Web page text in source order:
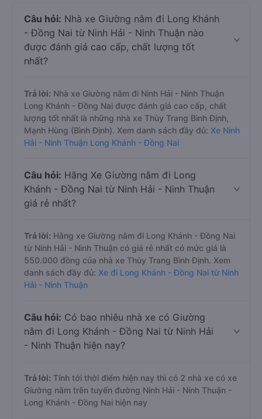
Câu hỏi: Nhà xe Giường nằm đi Long Khánh
- Đồng Nai từ Ninh Hải - Ninh Thuận nào
được đánh giá cao cấp, chất lượng tốt
nhất?
Trả lời: Nhà xe Giường nằm đi Ninh Hải - Ninh Thuận
Long Khánh - Đồng Nai được đánh giá cao cấp, chất
lượng tốt nhất là những nhà xe Thùy Trang Bình Định,
Mạnh Hùng (Bình Định). Xem danh sách đầy đủ: Xe Ninh
Hải - Ninh Thuận Long Khánh - Đồng Nai
Câu hỏi: Hãng Xe Giường nằm đi Long
Khánh - Đồng Nai từ Ninh Hải - Ninh Thuận
giá rẻ nhất?
Trả lời: Hãng xe Giường nằm đi Long Khánh - Đồng Nai
từ Ninh Hải - Ninh Thuận có giá rẻ nhất có mức giá là
550.000 đồng của nhà xe Thùy Trang Bình Định. Xem
danh sách đầy đủ: Xe đi Long Khánh - Đồng Nai từ Ninh
Hải - Ninh Thuận
Câu hỏi: Có bao nhiêu nhà xe có Giường
nằm đi Long Khánh - Đồng Nai từ Ninh Hải
- Ninh Thuận hiện nay?
Trả lời: Tính tới thời điểm hiện nay thì có 2 nhà xe có xe
Giường nằm trên tuyến đường Ninh Hải - Ninh Thuận -
Long Khánh - Đồng Nai hiện nay